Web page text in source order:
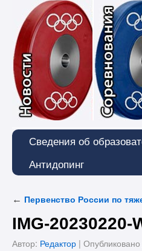
Новости
Сведения об
Антидопинг
← Первенство России по
IMG-20230220-
Автор: Редактор | Опубликовано